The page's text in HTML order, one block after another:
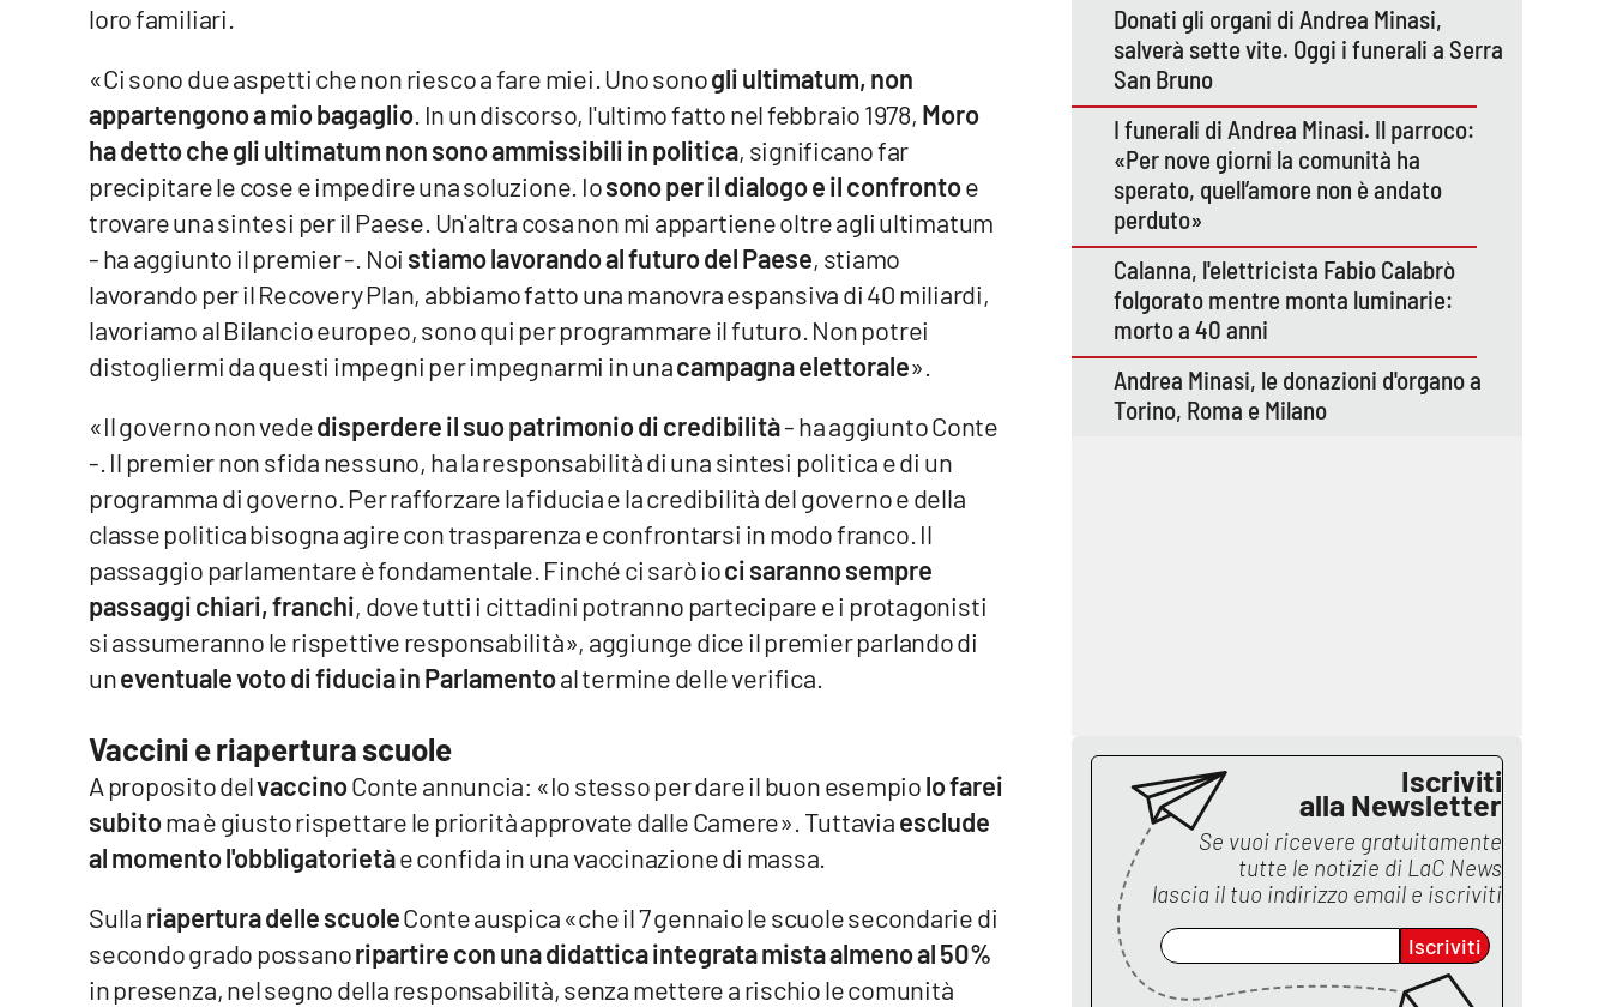
Vibo Valentia
Lamezia Terme
Buona Sanità Calabria
Destinazioni
loro familiari.
«Ci sono due aspetti che non riesco a fare miei. Uno sonogli ultimatum, non
appartengono a mio bagaglio . In un discorso, l'ultimo fatto nel febbraio 1978, Moro
ha detto che gli ultimatum non sono ammissibili in politica, significano far
precipitare le cose e impedire una soluzione. Iosono per il dialogo e il confrontoe
trovare una sintesi per il Paese. Un'altra cosa non mi appartiene oltre agli ultimatum
- ha aggiunto il premier -. Noi stiamo lavorando al futuro del Paese, stiamo
lavorando per il Recovery Plan, abbiamo fatto una manovra espansiva di 40 miliardi,
lavoriamo al Bilancio europeo, sono qui per programmare il futuro. Non potrei
distogliermi da questi impegni per impegnarmi in unacampagna elettorale».
«Il governo non vededisperdere il suo patrimonio di credibilità- ha aggiunto Conte
-. Il premier non sfida nessuno, ha la responsabilità di una sintesi politica e di un
programma di governo. Per rafforzare la fiducia e la credibilità del governo e della
classe politica bisogna agire con trasparenza e confrontarsi in modo franco. Il
passaggio parlamentare è fondamentale. Finché ci sarò ioci saranno sempre
passaggi chiari, franchi, dove tutti i cittadini potranno partecipare e i protagonisti
si assumeranno le rispettive responsabilità», aggiunge dice il premier parlando di
uneventuale voto di fiducia in Parlamentoal termine delle verifica.
Vaccini e riapertura scuole
A proposito delvaccinoConte annuncia: «Io stesso per dare il buon esempiolo farei
subitoma è giusto rispettare le priorità approvate dalle Camere». Tuttaviaesclude
al momento l'obbligatorietàe confida in una vaccinazione di massa.
Sullariapertura delle scuoleConte auspica «che il 7 gennaio le scuole secondarie di
secondo grado possanoripartire con una didattica integrata mista almeno al 50%
in presenza, nel segno della responsabilità, senza mettere a rischio le comunità
Donati gli organi di Andrea Minasi,
salverà sette vite. Oggi i funerali a Serra
San Bruno
I funerali di Andrea Minasi. Il parroco:
«Per nove giorni la comunità ha
sperato, quell’amore non è andato
perduto»
Calanna, l'elettricista Fabio Calabrò
folgorato mentre monta luminarie:
morto a 40 anni
Andrea Minasi, le donazioni d'organo a
Torino, Roma e Milano
Iscriviti
alla Newsletter
Se vuoi ricevere gratuitamente
tutte le notizie di LaC News
lascia il tuo indirizzo email e iscriviti
Iscriviti